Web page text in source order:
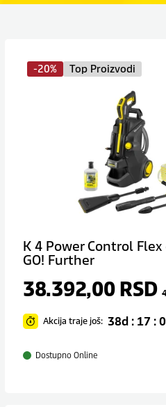
-20% Top Proizvodi
K 4 Power Control
GO! Further
38.392,00 RSD
Akcija traje još: 38d : 17 :
Dostupno Online